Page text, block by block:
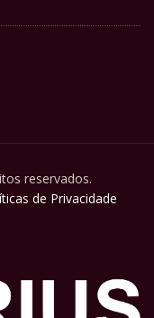
reservados.
de Privacidade